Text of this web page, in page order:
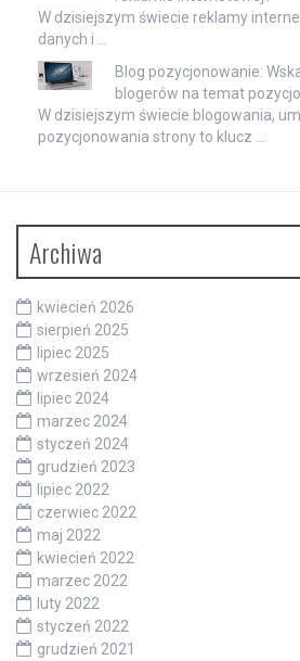
W dzisiejszym świecie reklamy
danych i …
Blog pozycjonowanie:
blogerów na temat
W dzisiejszym świecie blogowania,
pozycjonowania strony to klucz …
Archiwa
kwiecień 2026
sierpień 2025
lipiec 2025
wrzesień 2024
lipiec 2024
marzec 2024
styczeń 2024
grudzień 2023
lipiec 2022
czerwiec 2022
maj 2022
kwiecień 2022
marzec 2022
luty 2022
styczeń 2022
grudzień 2021